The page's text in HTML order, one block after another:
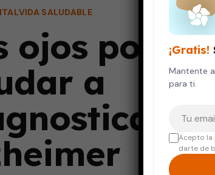
VIDA SALUDABLE
ojos
a
el
¡Gratis!
Mantente
para ti.
Acepto la
darte de